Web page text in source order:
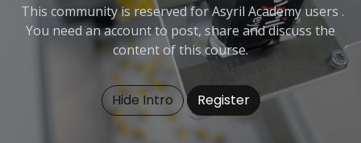
This community is reserved for Asyril Academy users .
You need an account to post, share and discuss the
content of this course.
Hide Intro Register